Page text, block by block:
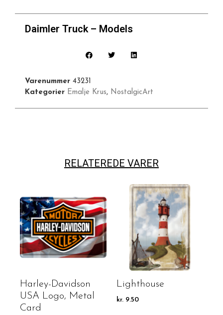
Daimler Truck – Models
Varenummer 43231
Kategorier Emalje Krus, NostalgicArt
RELATEREDE VARER
Harley-Davidson
USA Logo, Metal
Card
Lighthouse
kr. 9.50